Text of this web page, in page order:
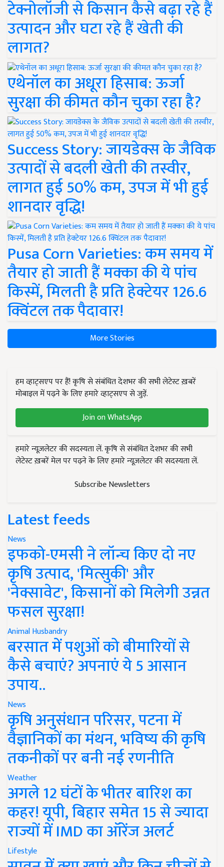
टेक्नोलॉजी से किसान कैसे बढ़ा रहे हैं
उत्पादन और घटा रहे हैं खेती की
लागत?
एथेनॉल का अधूरा हिसाब: ऊर्जा
सुरक्षा की कीमत कौन चुका रहा है?
Success Story: जायडेक्स के जैविक
उत्पादों से बदली खेती की तस्वीर,
लागत हुई 50% कम, उपज में भी हुई
शानदार वृद्धि!
Pusa Corn Varieties: कम समय में
तैयार हो जाती हैं मक्का की ये पांच
किस्में, मिलती है प्रति हेक्टेयर 126.6
क्विंटल तक पैदावार!
More Stories
हम व्हाट्सएप पर हैं! कृषि से संबंधित देशभर की सभी लेटेस्ट ख़बरें
मोबाइल में पढ़ने के लिए हमारे व्हाट्सएप से जुड़ें.
Join on WhatsApp
हमारे न्यूज़लेटर की सदस्यता लें. कृषि से संबंधित देशभर की सभी
लेटेस्ट ख़बरें मेल पर पढ़ने के लिए हमारे न्यूज़लेटर की सदस्यता लें.
Subscribe Newsletters
Latest feeds
News
इफको-एमसी ने लॉन्च किए दो नए
कृषि उत्पाद, 'मित्सुकी' और
'नेक्सावेट', किसानों को मिलेगी उन्नत
फसल सुरक्षा!
Animal Husbandry
बरसात में पशुओं को बीमारियों से
कैसे बचाएं? अपनाएं ये 5 आसान
उपाय..
News
कृषि अनुसंधान परिसर, पटना में
वैज्ञानिकों का मंथन, भविष्य की कृषि
तकनीकों पर बनी नई रणनीति
Weather
अगले 12 घंटों के भीतर बारिश का
कहर! यूपी, बिहार समेत 15 से ज्यादा
राज्यों में IMD का ऑरेंज अलर्ट
Lifestyle